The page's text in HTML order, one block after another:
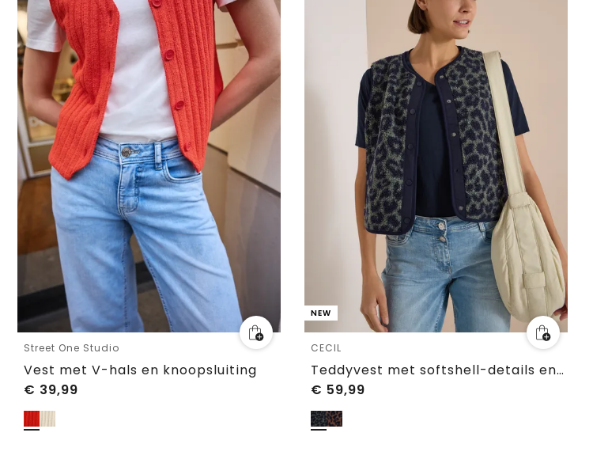
Street One Studio
Vest met V-hals en knoopsluiting
€ 39,99
NEW
CECIL
Teddyvest met softshell-details en luipaardprint
€ 59,99